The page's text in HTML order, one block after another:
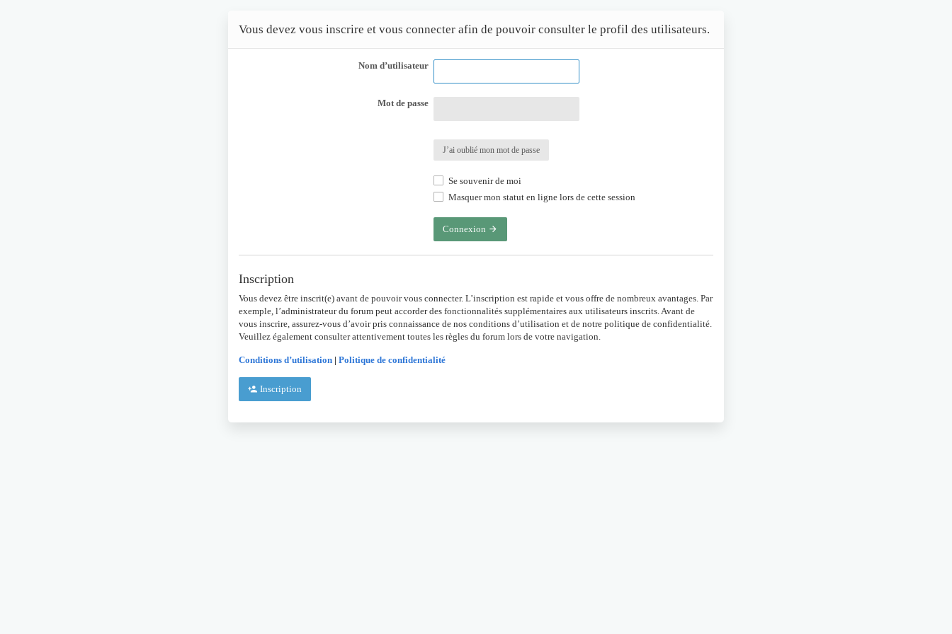
Vous devez vous inscrire et vous connecter afin de pouvoir consulter le profil des utilisateurs.
Nom d’utilisateur
Mot de passe
J’ai oublié mon mot de passe
Se souvenir de moi
Masquer mon statut en ligne lors de cette session
Connexion
Inscription
Vous devez être inscrit(e) avant de pouvoir vous connecter. L’inscription est rapide et vous offre de nombreux avantages. Par
exemple, l’administrateur du forum peut accorder des fonctionnalités supplémentaires aux utilisateurs inscrits. Avant de
vous inscrire, assurez-vous d’avoir pris connaissance de nos conditions d’utilisation et de notre politique de confidentialité.
Veuillez également consulter attentivement toutes les règles du forum lors de votre navigation.
Conditions d’utilisation | Politique de confidentialité
Inscription